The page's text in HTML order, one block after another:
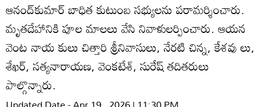
ఆనంద్‌కుమార్‌ బాధిత కుటుంబ సభ్యులను పరామర్శించారు.
మృతదేహానికి పూల మాలలు వేసి నివాళులర్పించారు. ఆయన
వెంట నాయ కులు చిత్తారి శ్రీనివాసులు, నేరటి చిన్న, కేశవు లు,
శేఖర్‌, సత్యనారాయణ, వెంకటేశ్‌, సురేష్‌ తదితరులు
పాల్గొన్నారు.